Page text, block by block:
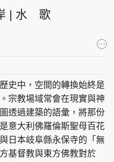
東Touch
頭條 星島日報
| 水 歌
史中，空間的轉換始終是
宗教場域常會在現實與神
透過建築的語彙，將那份
意大利佛羅倫斯聖母百花
日本岐阜縣永保寺的「無
基督教與東方佛教對於